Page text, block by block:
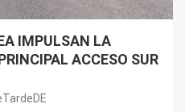
IMPULSAN LA
ACCESO SUR